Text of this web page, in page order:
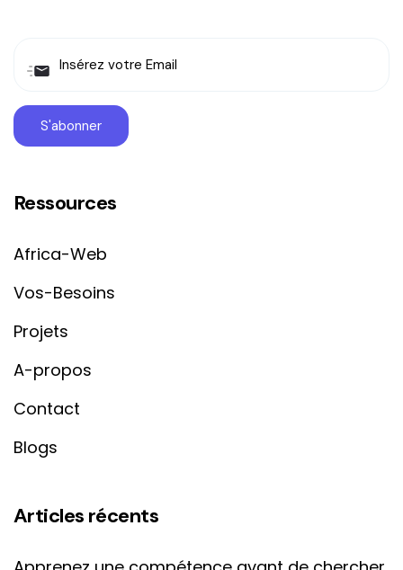
Ressources
Africa-Web
Vos-Besoins
Projets
A-propos
Contact
Blogs
Articles récents